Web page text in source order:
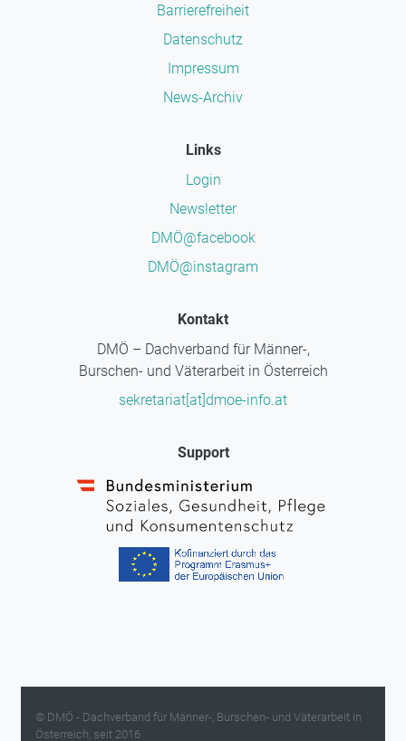
Barrierefreiheit
Datenschutz
Impressum
News-Archiv
Links
Login
Newsletter
DMÖ@facebook
DMÖ@instagram
Kontakt
DMÖ – Dachverband für Männer-,
Burschen- und Väterarbeit in Österreich
sekretariat[at]dmoe-info.at
Support
© DMÖ - Dachverband für Männer-, Burschen- und Väterarbeit in
Österreich, seit 2016